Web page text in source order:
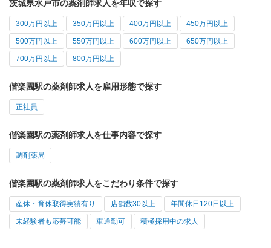
茨城県水戸市の薬剤師求人を年収で探す
300万円以上 350万円以上 400万円以上 450万円以上
500万円以上 550万円以上 600万円以上 650万円以上
700万円以上 800万円以上
偕楽園駅の薬剤師求人を雇用形態で探す
正社員
偕楽園駅の薬剤師求人を仕事内容で探す
調剤薬局
偕楽園駅の薬剤師求人をこだわり条件で探す
産休・育休取得実績有り 店舗数30以上 年間休日120日以上
未経験者も応募可能 車通勤可 積極採用中の求人